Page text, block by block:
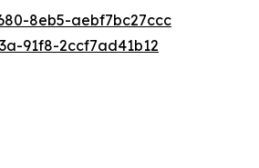
8eb5-aebf7bc27ccc
91f8-2ccf7ad41b12